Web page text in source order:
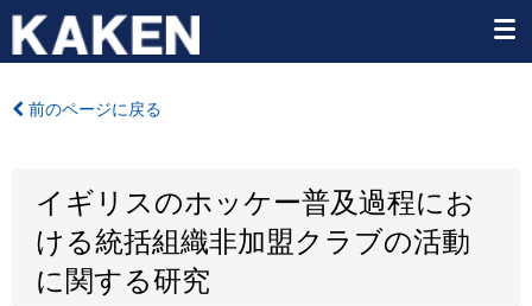
前のページに戻る
イギリスのホッケー普及過程にお
ける統括組織非加盟クラブの活動
に関する研究